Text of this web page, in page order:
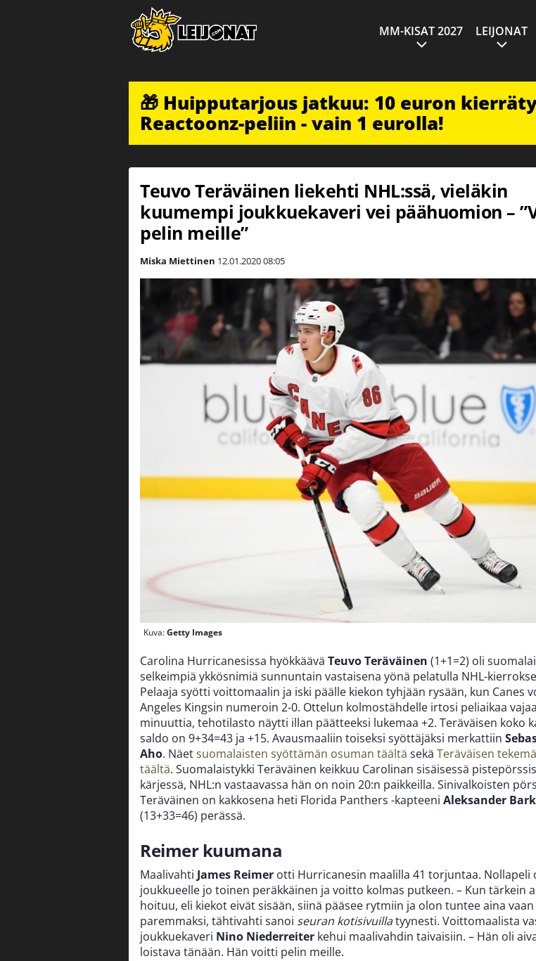
MM-KISAT 2027 LEIJONAT
🎁 Huipputarjous jatkuu: 10 euron
Reactoonz-peliin - vain 1 eurolla!
Teuvo Teräväinen liekehti NHL:ssä, vieläkin
kuumempi joukkuekaveri vei päähuomion –
pelin meille”
Miska Miettinen 12.01.202008:05
Kuva:Getty Images
Carolina Hurricanesissa hyökkäävä Teuvo Teräväinen (1+1=2) oli
selkeimpiä ykkösnimiä sunnuntain vastaisena yönä pelatulla NHL-
Pelaaja syötti voittomaalin ja iski päälle kiekon tyhjään rysään, kun Canes
Angeles Kingsin numeroin 2-0. Ottelun kolmostähdelle irtosi peliaikaa
minuuttia, tehotilasto näytti illan päätteeksi lukemaa +2. Teräväisen koko
saldo on 9+34=43 ja +15. Avausmaaliin toiseksi syöttäjäksi merkattiin
Aho. Näetsuomalaisten syöttämän osuman täältä sekä Teräväisen
täältä. Suomalaistykki Teräväinen keikkuu Carolinan sisäisessä
kärjessä, NHL:n vastaavassa hän on noin 20:n paikkeilla. Sinivalkoisten
Teräväinen on kakkosena heti Florida Panthers -kapteeni Aleksander
(13+33=46) perässä.
Reimer kuumana
Maalivahti James Reimer otti Hurricanesin maalilla 41 torjuntaa. Nollapeli
joukkueelle jo toinen peräkkäinen ja voitto kolmas putkeen. – Kun tärkein
hoituu, eli kiekot eivät sisään, siinä pääsee rytmiin ja olon tuntee aina vaan
paremmaksi, tähtivahti sanoi seuran kotisivuillatyynesti. Voittomaalista
joukkuekaveri Nino Niederreiter kehui maalivahdin taivaisiin. – Hän oli
loistava tänään. Hän voitti pelin meille.